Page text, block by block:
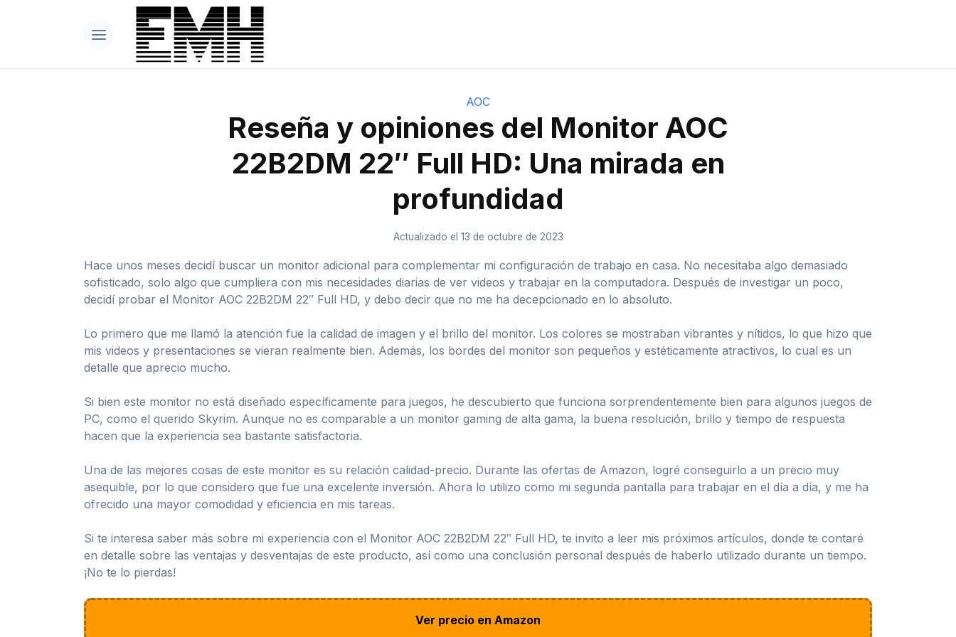
AOC
Reseña y opiniones del Monitor AOC
22B2DM 22″ Full HD: Una mirada en
profundidad
Actualizado el 13 de octubre de 2023
Hace unos meses decidí buscar un monitor adicional para complementar mi configuración de trabajo en casa. No necesitaba algo demasiado
sofisticado, solo algo que cumpliera con mis necesidades diarias de ver videos y trabajar en la computadora. Después de investigar un poco,
decidí probar el Monitor AOC 22B2DM 22″ Full HD, y debo decir que no me ha decepcionado en lo absoluto.
Lo primero que me llamó la atención fue la calidad de imagen y el brillo del monitor. Los colores se mostraban vibrantes y nítidos, lo que hizo que
mis videos y presentaciones se vieran realmente bien. Además, los bordes del monitor son pequeños y estéticamente atractivos, lo cual es un
detalle que aprecio mucho.
Si bien este monitor no está diseñado específicamente para juegos, he descubierto que funciona sorprendentemente bien para algunos juegos de
PC, como el querido Skyrim. Aunque no es comparable a un monitor gaming de alta gama, la buena resolución, brillo y tiempo de respuesta
hacen que la experiencia sea bastante satisfactoria.
Una de las mejores cosas de este monitor es su relación calidad-precio. Durante las ofertas de Amazon, logré conseguirlo a un precio muy
asequible, por lo que considero que fue una excelente inversión. Ahora lo utilizo como mi segunda pantalla para trabajar en el día a día, y me ha
ofrecido una mayor comodidad y eficiencia en mis tareas.
Si te interesa saber más sobre mi experiencia con el Monitor AOC 22B2DM 22″ Full HD, te invito a leer mis próximos artículos, donde te contaré
en detalle sobre las ventajas y desventajas de este producto, así como una conclusión personal después de haberlo utilizado durante un tiempo.
¡No te lo pierdas!
Ver precio en Amazon